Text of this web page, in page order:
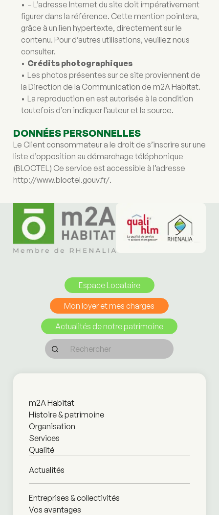
– L’adresse Internet du site doit impérativement
figurer dans la référence. Cette mention pointera,
grâce à un lien hypertexte, directement sur le
contenu. Pour d’autres utilisations, veuillez nous
consulter.
Crédits photographiques
Les photos présentes sur ce site proviennent de
la Direction de la Communication de m2A Habitat.
La reproduction en est autorisée à la condition
toutefois d’en indiquer l’auteur et la source.
DONNÉES PERSONNELLES
Le Client consommateur a le droit de s’inscrire sur une
liste d’opposition au démarchage téléphonique
(BLOCTEL) Ce service est accessible à l’adresse
http://www.bloctel.gouv.fr/.
Espace Locataire
Mon loyer et mes charges
Actualités de notre patrimoine
m2A Habitat
Histoire & patrimoine
Organisation
Services
Qualité
Actualités
Entreprises & collectivités
Vos avantages